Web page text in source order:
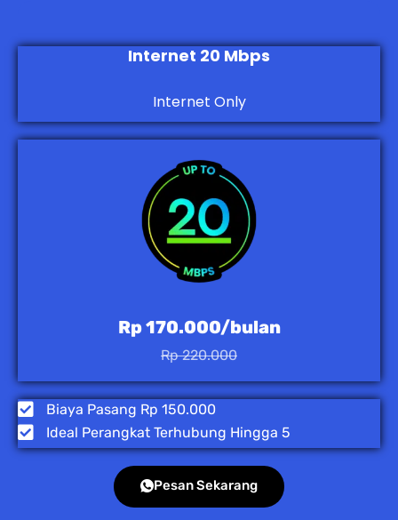
Internet 20 Mbps
Internet Only
Rp 170.000/bulan
Rp 220.000
Biaya Pasang Rp 150.000
Ideal Perangkat Terhubung Hingga 5
Pesan Sekarang